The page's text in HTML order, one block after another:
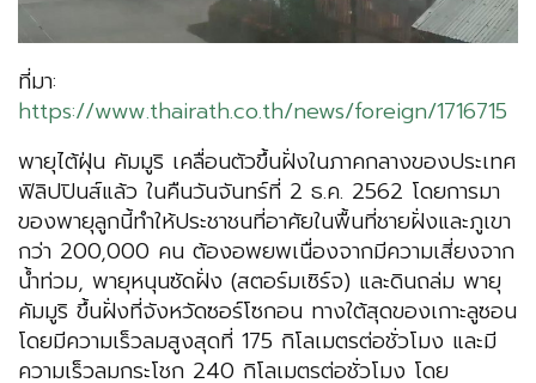
ที่มา:
https://www.thairath.co.th/news/foreign/1716715
พายุไต้ฝุ่น คัมมูริ เคลื่อนตัวขึ้นฝั่งในภาคกลางของประเทศ
ฟิลิปปินส์แล้ว ในคืนวันจันทร์ที่ 2 ธ.ค. 2562 โดยการมา
ของพายุลูกนี้ทำให้ประชาชนที่อาศัยในพื้นที่ชายฝั่งและภูเขา
กว่า 200,000 คน ต้องอพยพเนื่องจากมีความเสี่ยงจาก
น้ำท่วม, พายุหนุนซัดฝั่ง (สตอร์มเซิร์จ) และดินถล่ม พายุ
คัมมูริ ขึ้นฝั่งที่จังหวัดซอร์โซกอน ทางใต้สุดของเกาะลูซอน
โดยมีความเร็วลมสูงสุดที่ 175 กิโลเมตรต่อชั่วโมง และมี
ความเร็วลมกระโชก 240 กิโลเมตรต่อชั่วโมง โดย